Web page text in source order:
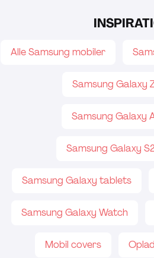
Alle Samsung mobiler
Samsung Galaxy
Samsung Galaxy
Samsung Galaxy
Samsung Galaxy tablets
Samsung Galaxy Watch
Mobil covers